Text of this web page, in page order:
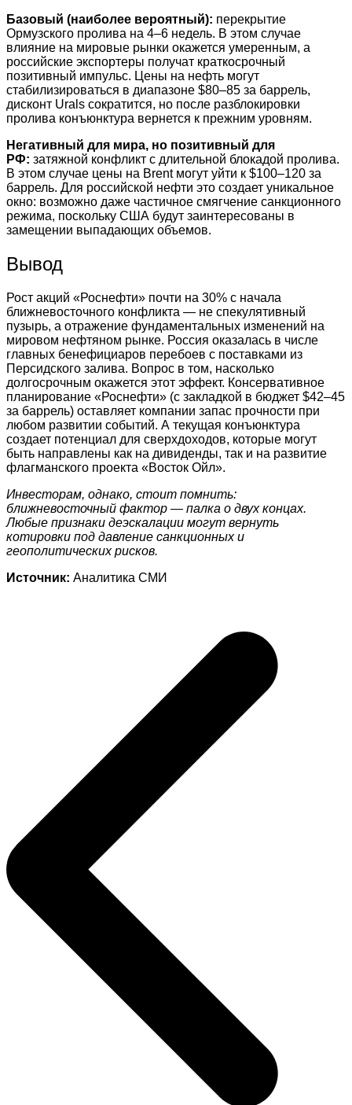
Базовый (наиболее вероятный): перекрытие
Ормузского пролива на 4–6 недель. В этом случае
влияние на мировые рынки окажется умеренным, а
российские экспортеры получат краткосрочный
позитивный импульс. Цены на нефть могут
стабилизироваться в диапазоне $80–85 за баррель,
дисконт Urals сократится, но после разблокировки
пролива конъюнктура вернется к прежним уровням.
Негативный для мира, но позитивный для
РФ: затяжной конфликт с длительной блокадой пролива.
В этом случае цены на Brent могут уйти к $100–120 за
баррель. Для российской нефти это создает уникальное
окно: возможно даже частичное смягчение санкционного
режима, поскольку США будут заинтересованы в
замещении выпадающих объемов.
Вывод
Рост акций «Роснефти» почти на 30% с начала
ближневосточного конфликта — не спекулятивный
пузырь, а отражение фундаментальных изменений на
мировом нефтяном рынке. Россия оказалась в числе
главных бенефициаров перебоев с поставками из
Персидского залива. Вопрос в том, насколько
долгосрочным окажется этот эффект. Консервативное
планирование «Роснефти» (с закладкой в бюджет $42–45
за баррель) оставляет компании запас прочности при
любом развитии событий. А текущая конъюнктура
создает потенциал для сверхдоходов, которые могут
быть направлены как на дивиденды, так и на развитие
флагманского проекта «Восток Ойл».
Инвесторам, однако, стоит помнить:
ближневосточный фактор — палка о двух концах.
Любые признаки деэскалации могут вернуть
котировки под давление санкционных и
геополитических рисков.
Источник: Аналитика СМИ